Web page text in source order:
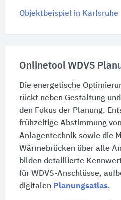
Objektbeispiel in Karlsruhe
Onlinetool WDVS
Die energetische
rückt neben Gestaltung
den Fokus der Planung.
frühzeitige Abstimmung
Anlagentechnik sowie die
Wärmebrücken über alle
bilden detaillierte
für WDVS-Anschlüsse,
digitalen Planungsatlas.